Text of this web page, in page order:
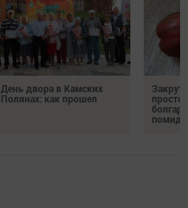
День двора в Камских
Полянах: как прошел